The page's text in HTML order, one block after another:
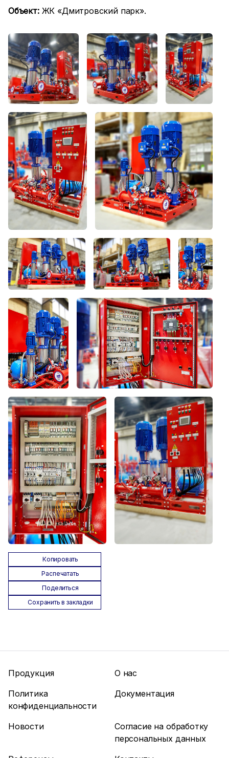
Объект: ЖК «Дмитровский парк».
Копировать
Распечатать
Поделиться
Сохранить в закладки
Продукция
О нас
Политика
конфиденциальности
Документация
Новости
Согласие на обработку
персональных данных